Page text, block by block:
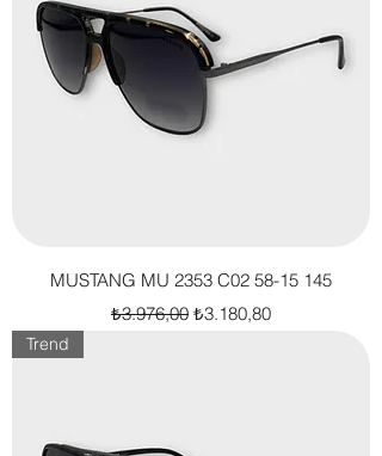
MUSTANG MU 2353 C02 58-15 145
Normal Fiyat
₺3.976,00 İndirimli Fiyat
₺3.180,80
Trend